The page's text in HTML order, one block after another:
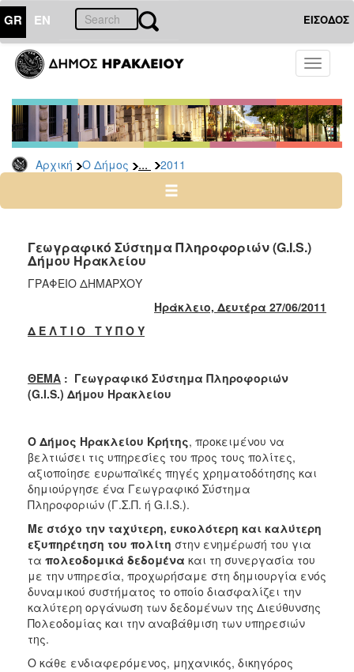
GR EN ΕΙΣΟΔΟΣ
Toggle
Αρχική Ο Δήμος ... 2011
ΔΗΜΟΣ
Δελτία
Τύπου
Αρχείο
2026
2024
2022
2021
2019
2017
2016
2013
2012
2011
2010
2006
ΤΟΠΟΣ
Γεωγραφικό Σύστημα Πληροφοριών (G.I.S.)
Δήμου Ηρακλείου
ΓΡΑΦΕΙΟ ΔΗΜΑΡΧΟΥ
Ηράκλειο, Δευτέρα 27/06/2011
Δ Ε Λ Τ Ι Ο Τ Υ Π Ο Υ
ΘΕΜΑ : Γεωγραφικό Σύστημα Πληροφοριών
(G.I.S.) Δήμου Ηρακλείου
Ο Δήμος Ηρακλείου Κρήτης, προκειμένου να
βελτιώσει τις υπηρεσίες του προς τους πολίτες,
αξιοποίησε ευρωπαϊκές πηγές χρηματοδότησης και
δημιούργησε ένα Γεωγραφικό Σύστημα
Πληροφοριών (Γ.Σ.Π. ή G.I.S.).
Με στόχο την ταχύτερη, ευκολότερη και καλύτερη
εξυπηρέτηση του πολίτη στην ενημέρωσή του για
τα πολεοδομικά δεδομένα και τη συνεργασία του
με την υπηρεσία, προχωρήσαμε στη δημιουργία ενός
δυναμικού συστήματος το οποίο διασφαλίζει την
καλύτερη οργάνωση των δεδομένων της Διεύθυνσης
Πολεοδομίας και την αναβάθμιση των υπηρεσιών
της.
Ο κάθε ενδιαφερόμενος, μηχανικός, δικηγόρος